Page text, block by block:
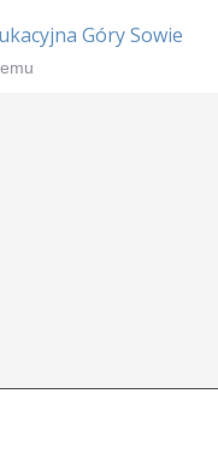
Góry Sowie